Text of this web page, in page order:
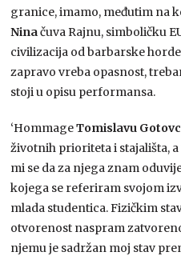
granice, imamo, međutim na
Ninačuva Rajnu, simboličku
civilizacija od barbarske
zapravo vreba opasnost,
stoji u opisu performansa.
‘HommageTomislavu
životnih prioriteta i stajališta,
mi se da za njega znam
kojega se referiram svojom
mlada studentica. Fizičkim
otvorenost naspram
njemu je sadržan moj stav